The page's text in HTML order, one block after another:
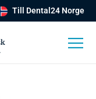
Till Dental24 Norge